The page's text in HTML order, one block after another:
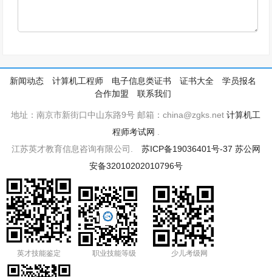
新闻动态 计算机工程师 电子信息类证书 证书大全
学员报名
合作加盟
联系我们
地址：南京市新街口中山东路9号 邮箱：china@zgks.net计算机工
程师考试网
江苏英才教育信息咨询有限公司. 苏ICP备19036401号-37 苏公网
安备32010202010796号
英才技能鉴定 职业技能等级 少儿考级网